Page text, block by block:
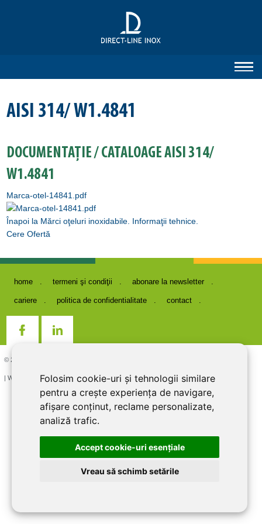
Folosim cookie-uri și tehnologii similare
pentru a crește experiența de navigare,
afișare conținut, reclame personalizate,
analiză trafic.
Accept cookie-uri esenţiale
Vreau să schimb setările
AISI 314/ W1.4841
DOCUMENTAȚIE / CATALOAGE AISI 314/
W1.4841
Marca-otel-14841.pdf
Înapoi la Mărci oţeluri inoxidabile. Informaţii tehnice.
Cere Ofertă
home termeni şi condiţii abonare la newsletter
cariere politica de confidentialitate contact
© 2026 DIRECT LINE INOX IMPEX SRL, RO7727821, J12/1817/1995
| Website creat si optimizat deLiveCOM